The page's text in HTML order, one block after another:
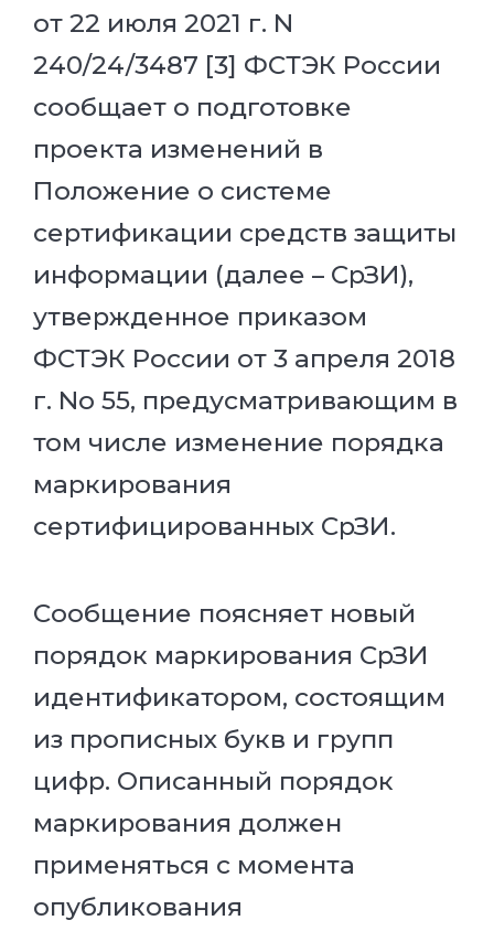
от 22 июля 2021 г. N
240/24/3487 [3] ФСТЭК России
сообщает о подготовке
проекта изменений в
Положение о системе
сертификации средств защиты
информации (далее – СрЗИ),
утвержденное приказом
ФСТЭК России от 3 апреля 2018
г. No 55, предусматривающим в
том числе изменение порядка
маркирования
сертифицированных СрЗИ.
Сообщение поясняет новый
порядок маркирования СрЗИ
идентификатором, состоящим
из прописных букв и групп
цифр. Описанный порядок
маркирования должен
применяться с момента
опубликования